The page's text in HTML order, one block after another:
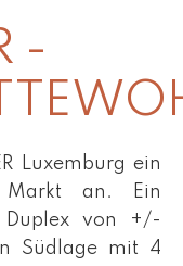
-
Luxemburg ein
Markt an. Ein
Duplex von +/-
Südlage mit 4